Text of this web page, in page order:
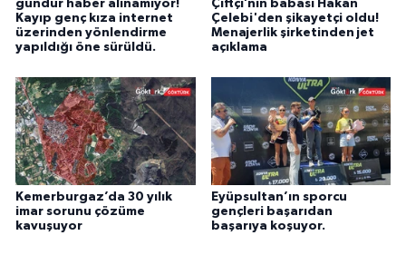
gündür haber alınamıyor!
Kayıp genç kıza internet
üzerinden yönlendirme
yapıldığı öne sürüldü.
Çiftçi’nin babası Hakan
Çelebi'den şikayetçi oldu!
Menajerlik şirketinden jet
açıklama
Kemerburgaz’da 30 yılık
imar sorunu çözüme
kavuşuyor
Eyüpsultan’ın sporcu
gençleri başarıdan
başarıya koşuyor.